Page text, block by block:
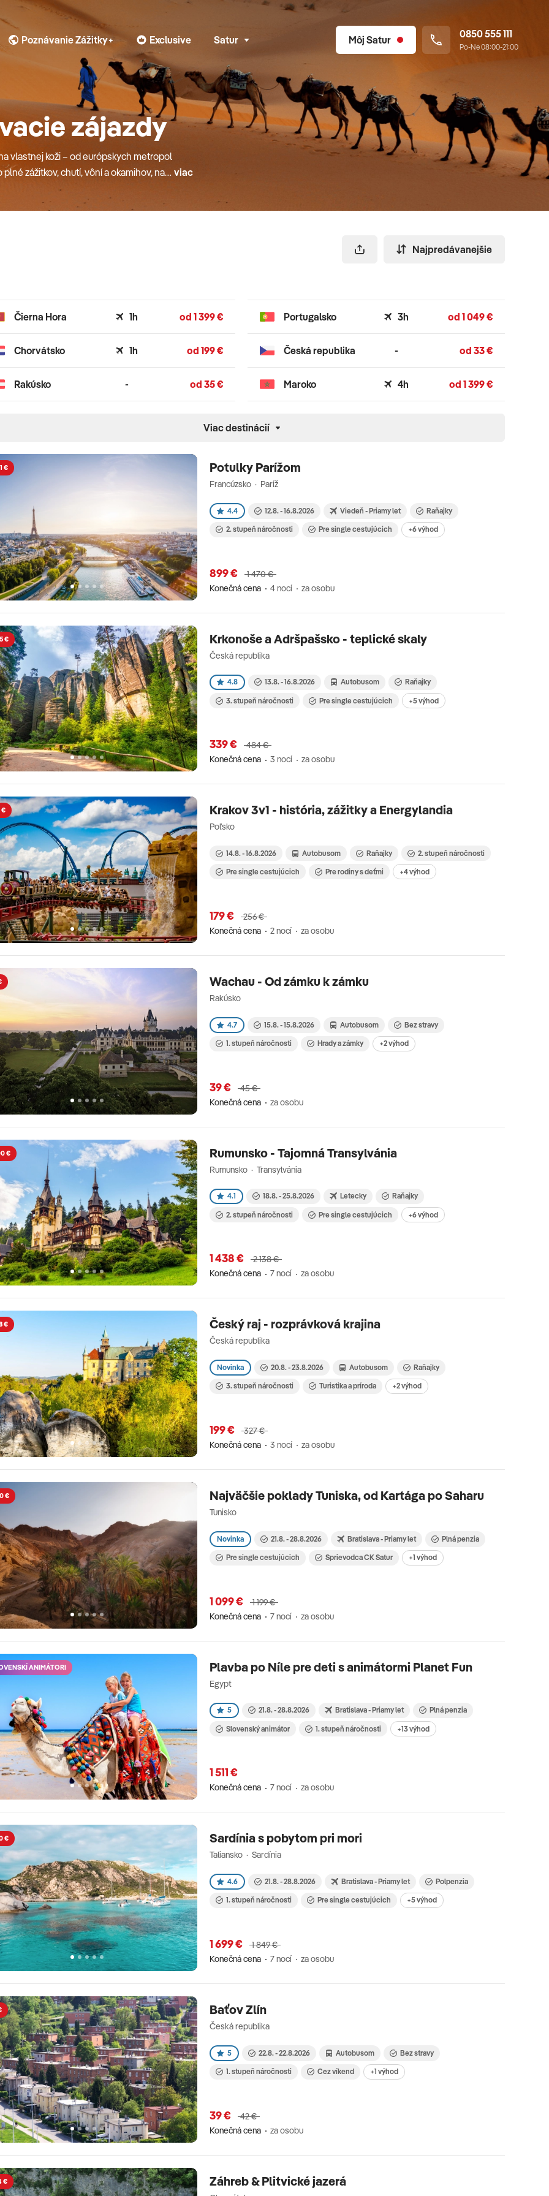
Poznávanie Zážitky+ Exclusive Satur Môj Satur 0850 555 111
Po-Ne 08:00-21:00
zájazdy
vlastnej koži – od európskych metropol
zážitkov, chutí, vôní a okamihov, na
špecializované poznávačky pre rodiny
tým najlepším, čo daná krajina
viac
Najpredávanejšie
Čierna Hora 1h od 1 399 € Portugalsko 3h od 1 049 €
Chorvátsko 1h od 199 € Česká republika - od 33 €
Rakúsko - od 35 € Maroko 4h od 1 399 €
Viac destinácií
€ Potulky Parížom
Francúzsko · Paríž
4.4 12.8. - 16.8.2026 Viedeň - Priamy let Raňajky
2. stupeň náročnosti Pre single cestujúcich +6 výhod
899 €
1 470 €
Konečná cena
4 nocí za osobu
€ Krkonoše a Adršpašsko - teplické skaly
Česká republika
4.8 13.8. - 16.8.2026 Autobusom Raňajky
3. stupeň náročnosti Pre single cestujúcich +5 výhod
339 €
484 €
Konečná cena
3 nocí za osobu
€ Krakov 3v1 - história, zážitky a Energylandia
Poľsko
14.8. - 16.8.2026 Autobusom Raňajky
2. stupeň náročnosti
Pre single cestujúcich
Pre rodiny s deťmi +4 výhod
179 €
256 €
Konečná cena
2 nocí za osobu
Wachau - Od zámku k zámku
Rakúsko
4.7 15.8. - 15.8.2026 Autobusom Bez stravy
1. stupeň náročnosti Hrady a zámky +2 výhod
39 €
45 €
Konečná cena
za osobu
€ Rumunsko - Tajomná Transylvánia
Rumunsko · Transylvánia
4.1 18.8. - 25.8.2026 Letecky Raňajky
2. stupeň náročnosti Pre single cestujúcich +6 výhod
1 438 €
2 138 €
Konečná cena
7 nocí za osobu
€ Český raj - rozprávková krajina
Česká republika
Novinka 20.8. - 23.8.2026 Autobusom Raňajky
3. stupeň náročnosti Turistika a príroda +2 výhod
199 €
327 €
Konečná cena
3 nocí za osobu
€ Najväčšie poklady Tuniska, od Kartága po Saharu
Tunisko
Novinka 21.8. - 28.8.2026 Bratislava - Priamy let Plná penzia
Pre single cestujúcich Sprievodca CK Satur +1 výhod
1 099 €
1 199 €
Konečná cena
7 nocí za osobu
ANIMÁTORI Plavba po Níle pre deti s animátormi Planet Fun
Egypt
5 21.8. - 28.8.2026 Bratislava - Priamy let Plná penzia
Slovenský animátor 1. stupeň náročnosti +13 výhod
1 511 €
Konečná cena 7 nocí za osobu
€ Sardínia s pobytom pri mori
Taliansko · Sardínia
4.6 21.8. - 28.8.2026 Bratislava - Priamy let Polpenzia
1. stupeň náročnosti Pre single cestujúcich +5 výhod
1 699 €
1 849 €
Konečná cena
7 nocí za osobu
Baťov Zlín
Česká republika
5 22.8. - 22.8.2026 Autobusom Bez stravy
1. stupeň náročnosti Cez víkend +1 výhod
39 €
42 €
Konečná cena
za osobu
€ Záhreb & Plitvické jazerá